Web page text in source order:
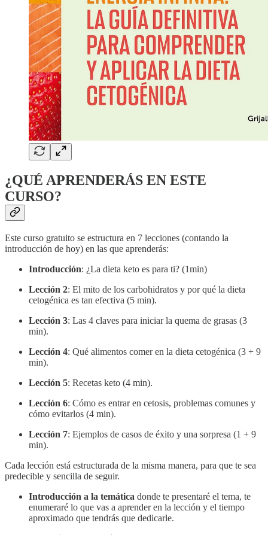
¿QUÉ APRENDERÁS EN ESTE
CURSO?
Este curso gratuito se estructura en 7 lecciones (contando la
introducción de hoy) en las que aprenderás:
Introducción: ¿La dieta keto es para ti? (1min)
Lección 2: El mito de los carbohidratos y por qué la dieta
cetogénica es tan efectiva (5 min).
Lección 3: Las 4 claves para iniciar la quema de grasas (3
min).
Lección 4: Qué alimentos comer en la dieta cetogénica (3 + 9
min).
Lección 5: Recetas keto (4 min).
Lección 6: Cómo es entrar en cetosis, problemas comunes y
cómo evitarlos (4 min).
Lección 7: Ejemplos de casos de éxito y una sorpresa (1 + 9
min).
Cada lección está estructurada de la misma manera, para que te sea
predecible y sencilla de seguir.
Introducción a la temática donde te presentaré el tema, te
enumeraré lo que vas a aprender en la lección y el tiempo
aproximado que tendrás que dedicarle.